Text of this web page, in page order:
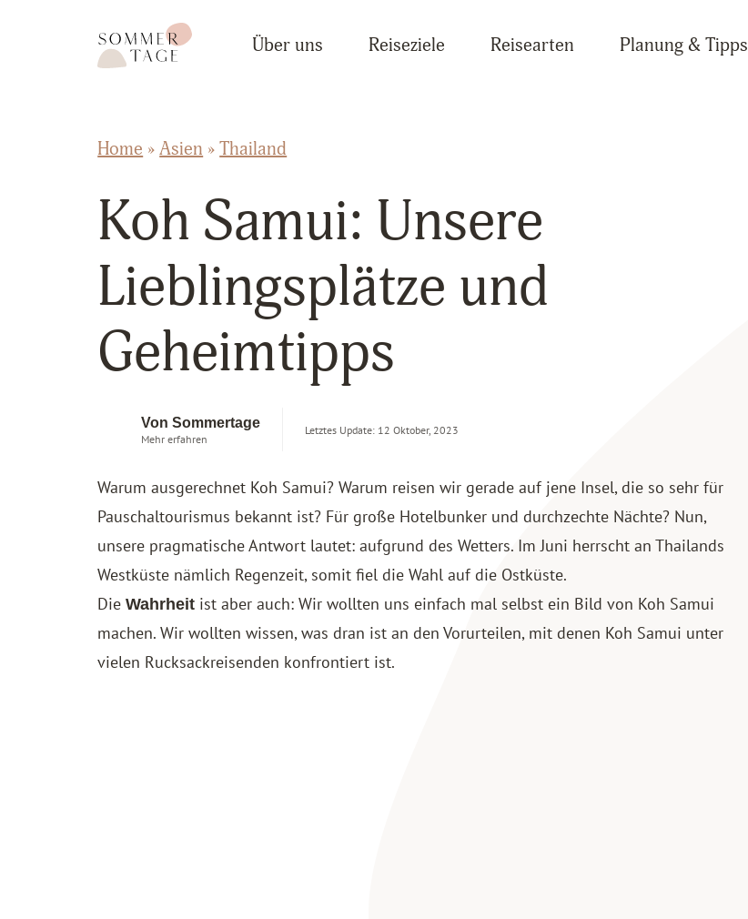
Sommertage - Der Reiseblog aus Österreich
Über uns Reiseziele Reisearten Planung & Tipps
Home »Asien »Thailand
Koh Samui: Unsere
Lieblingsplätze und
Geheimtipps
Von Sommertage
Mehr erfahren
Letztes Update: 12 Oktober, 2023
Warum ausgerechnet Koh Samui? Warum reisen wir gerade auf jene Insel, die so sehr für
Pauschaltourismus bekannt ist? Für große Hotelbunker und durchzechte Nächte? Nun,
unsere pragmatische Antwort lautet: aufgrund des Wetters. Im Juni herrscht an Thailands
Westküste nämlich Regenzeit, somit fiel die Wahl auf die Ostküste.
DieWahrheit ist aber auch: Wir wollten uns einfach mal selbst ein Bild von Koh Samui
machen. Wir wollten wissen, was dran ist an den Vorurteilen, mit denen Koh Samui unter
vielen Rucksackreisenden konfrontiert ist.